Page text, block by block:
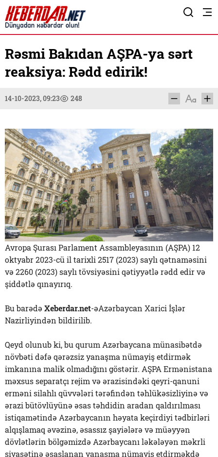
Rəsmi Bakıdan AŞPA-ya sərt
reaksiya: Rədd edirik!
14-10-2023, 09:23 248
Avropa Şurası Parlament Assambleyasının (AŞPA) 12
oktyabr 2023-cü il tarixli 2517 (2023) saylı qətnaməsini
və 2260 (2023) saylı tövsiyəsini qətiyyətlə rədd edir və
şiddətlə qınayırıq.
Bu barədə Xeberdar.net-əAzərbaycan Xarici İşlər
Nazirliyindən bildirilib.
Qeyd olunub ki, bu qurum Azərbaycana münasibətdə
növbəti dəfə qərəzsiz yanaşma nümayiş etdirmək
imkanına malik olmadığını göstərir. AŞPA Ermənistana
məxsus separatçı rejim və ərazisindəki qeyri-qanuni
erməni silahlı qüvvələri tərəfindən təhlükəsizliyinə və
ərazi bütövlüyünə əsas təhdidin aradan qaldırılması
istiqamətində Azərbaycanın həyata keçirdiyi tədbirləri
alqışlamaq əvəzinə, əsassız şayiələrə və müəyyən
dövlətlərin bölgəmizdə Azərbaycanı ləkələyən məkrli
siyasətinə əsaslanan yanaşma nümayiş etdirməkdə